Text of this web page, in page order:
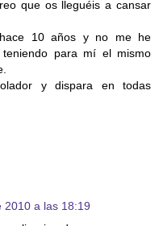
que os lleguéis a cansar
10 años y no me he
para mí el mismo
y dispara en todas
2010 a las 18:19